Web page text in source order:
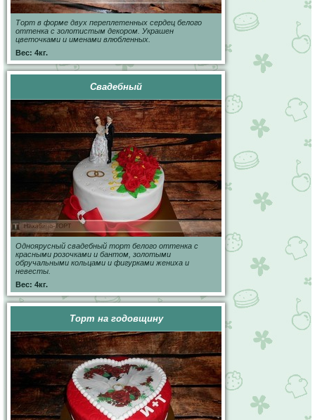
Торт в форме двух переплетенных сердец белого
оттенка с золотистым декором. Украшен
цветочками и именами влюбленных.
Вес: 4кг.
Свадебный
Одноярусный свадебный торт белого оттенка с
красными розочками и бантом, золотыми
обручальными кольцами и фигурками жениха и
невесты.
Вес: 4кг.
Торт на годовщину